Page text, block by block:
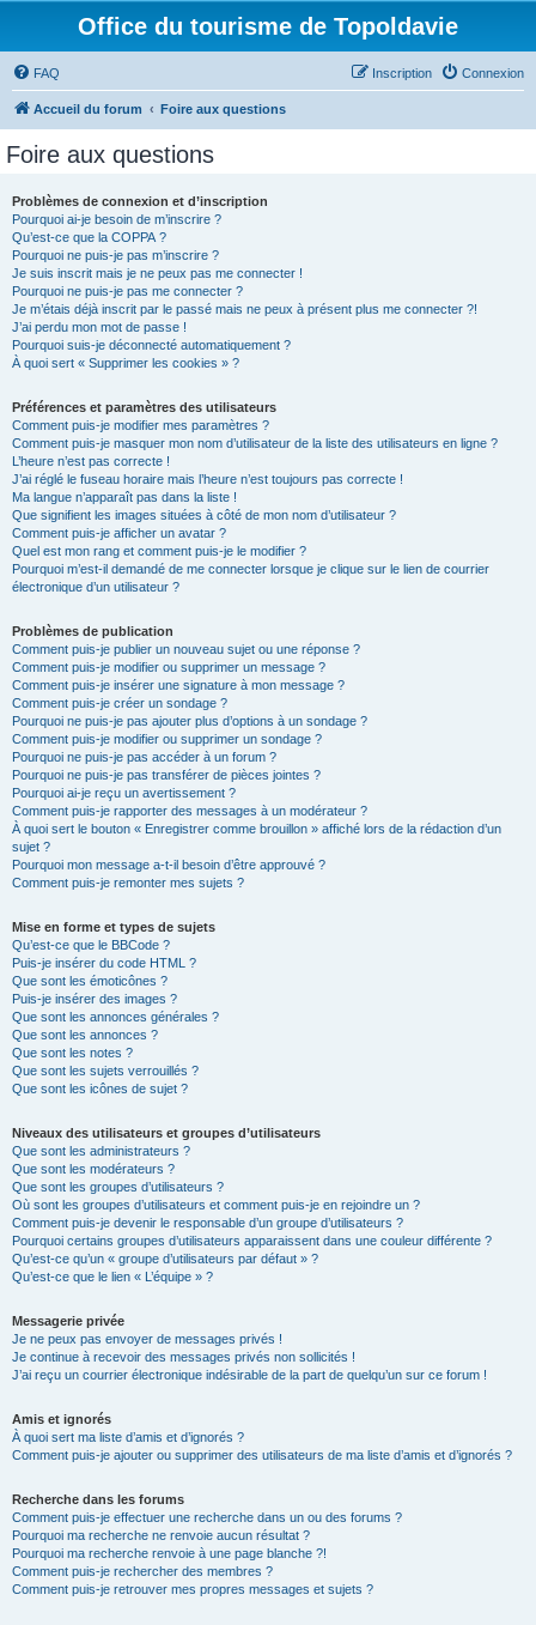
Office du tourisme de Topoldavie
FAQ Connexion
Inscription
Accueil du forum Foire aux questions
Foire aux questions
Problèmes de connexion et d’inscription
Pourquoi ai-je besoin de m’inscrire ?
Qu’est-ce que la COPPA ?
Pourquoi ne puis-je pas m’inscrire ?
Je suis inscrit mais je ne peux pas me connecter !
Pourquoi ne puis-je pas me connecter ?
Je m’étais déjà inscrit par le passé mais ne peux à présent plus me connecter ?!
J’ai perdu mon mot de passe !
Pourquoi suis-je déconnecté automatiquement ?
À quoi sert « Supprimer les cookies » ?
Préférences et paramètres des utilisateurs
Comment puis-je modifier mes paramètres ?
Comment puis-je masquer mon nom d’utilisateur de la liste des utilisateurs en ligne ?
L’heure n’est pas correcte !
J’ai réglé le fuseau horaire mais l’heure n’est toujours pas correcte !
Ma langue n’apparaît pas dans la liste !
Que signifient les images situées à côté de mon nom d’utilisateur ?
Comment puis-je afficher un avatar ?
Quel est mon rang et comment puis-je le modifier ?
Pourquoi m’est-il demandé de me connecter lorsque je clique sur le lien de courrier
électronique d’un utilisateur ?
Problèmes de publication
Comment puis-je publier un nouveau sujet ou une réponse ?
Comment puis-je modifier ou supprimer un message ?
Comment puis-je insérer une signature à mon message ?
Comment puis-je créer un sondage ?
Pourquoi ne puis-je pas ajouter plus d’options à un sondage ?
Comment puis-je modifier ou supprimer un sondage ?
Pourquoi ne puis-je pas accéder à un forum ?
Pourquoi ne puis-je pas transférer de pièces jointes ?
Pourquoi ai-je reçu un avertissement ?
Comment puis-je rapporter des messages à un modérateur ?
À quoi sert le bouton « Enregistrer comme brouillon » affiché lors de la rédaction d’un
sujet ?
Pourquoi mon message a-t-il besoin d’être approuvé ?
Comment puis-je remonter mes sujets ?
Mise en forme et types de sujets
Qu’est-ce que le BBCode ?
Puis-je insérer du code HTML ?
Que sont les émoticônes ?
Puis-je insérer des images ?
Que sont les annonces générales ?
Que sont les annonces ?
Que sont les notes ?
Que sont les sujets verrouillés ?
Que sont les icônes de sujet ?
Niveaux des utilisateurs et groupes d’utilisateurs
Que sont les administrateurs ?
Que sont les modérateurs ?
Que sont les groupes d’utilisateurs ?
Où sont les groupes d’utilisateurs et comment puis-je en rejoindre un ?
Comment puis-je devenir le responsable d’un groupe d’utilisateurs ?
Pourquoi certains groupes d’utilisateurs apparaissent dans une couleur différente ?
Qu’est-ce qu’un « groupe d’utilisateurs par défaut » ?
Qu’est-ce que le lien « L’équipe » ?
Messagerie privée
Je ne peux pas envoyer de messages privés !
Je continue à recevoir des messages privés non sollicités !
J’ai reçu un courrier électronique indésirable de la part de quelqu’un sur ce forum !
Amis et ignorés
À quoi sert ma liste d’amis et d’ignorés ?
Comment puis-je ajouter ou supprimer des utilisateurs de ma liste d’amis et d’ignorés ?
Recherche dans les forums
Comment puis-je effectuer une recherche dans un ou des forums ?
Pourquoi ma recherche ne renvoie aucun résultat ?
Pourquoi ma recherche renvoie à une page blanche ?!
Comment puis-je rechercher des membres ?
Comment puis-je retrouver mes propres messages et sujets ?